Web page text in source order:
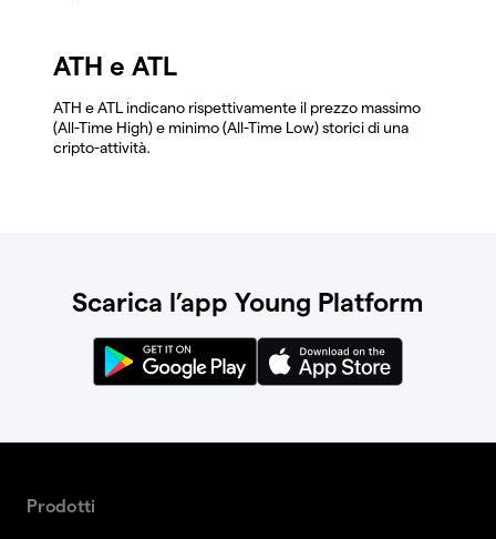
ATH e ATL
ATH e ATL indicano rispettivamente il prezzo massimo
(All-Time High) e minimo (All-Time Low) storici di una
cripto-attività.
Scarica l’app Young Platform
Prodotti